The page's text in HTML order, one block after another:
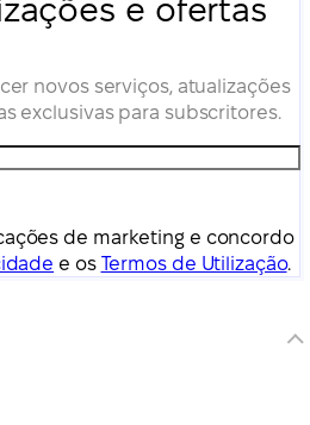
e ofertas
novos serviços, atualizações
exclusivas para subscritores.
de marketing e concordo
e os Termos de Utilização.